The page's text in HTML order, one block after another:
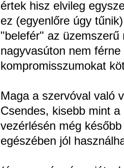
értek hisz elvileg
ez (egyenlőre úgy
"belefér" az üzemszerű
nagyvasúton nem
kompromisszumokat
Maga a szervóval való
Csendes, kisebb mint
vezérlésén még
egészében jól